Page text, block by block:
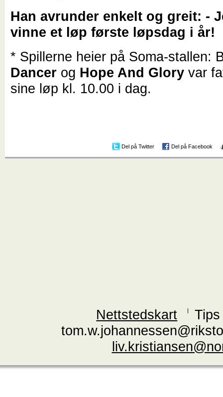
Han avrunder enkelt og greit: -
vinne et løp første løpsdag i år!
* Spillerne heier på Soma-stallen:
Dancer og Hope And Gloryvar
sine løp kl. 10.00 i dag.
Del på Twitter Del på Facebook
Nettstedskart